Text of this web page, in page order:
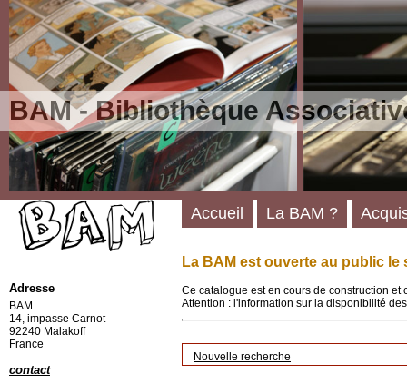
BAM - Bibliothèque
La BAM est ouverte au public le
Ce catalogue est en cours de construction
Attention : l'information sur la disponibilité
Nouvelle recherche
Accueil La BAM ?
Adresse
BAM
14, impasse Carnot
92240 Malakoff
France
contact